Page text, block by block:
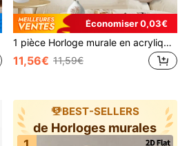
Économiser 0,03€
1 pièce Horloge murale en acrylique en forme de cœur noir, cadeau créatif pour la Saint-Valentin, horloge murale silencieuse convenant pour le salon, la chambre, la décoration de la pièce, la décoration de la maison, la cuisine, la décoration de bureau. Cadeau pour l'amant et l'ami. Décoration de la maison, décoration de la pièce, horloge d'anniversaire et de remise des diplômes, décoration murale de chambre, décoration de dortoir, décoration de rentrée scolaire
11,56€ 11,59€
BEST-SELLERS
de Horloges murales